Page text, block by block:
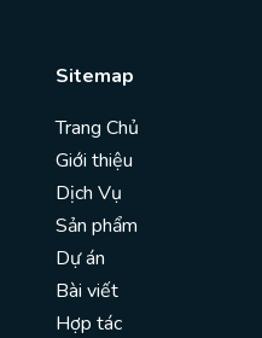
Sitemap
Trang Chủ
Giới thiệu
Dịch Vụ
Sản phẩm
Dự án
Bài viết
Hợp tác